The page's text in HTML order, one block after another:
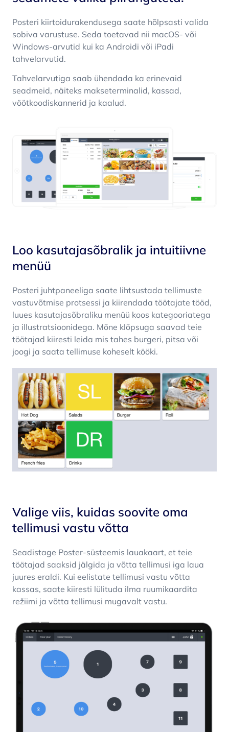
Posteri kiirtoidurakendusega saate hõlpsasti valida
sobiva varustuse. Seda toetavad nii macOS- või
Windows-arvutid kui ka Androidi või iPadi
tahvelarvutid.
Tahvelarvutiga saab ühendada ka erinevaid
seadmeid, näiteks makseterminalid, kassad,
vöötkoodiskannerid ja kaalud.
Loo kasutajasõbralik ja intuitiivne
menüü
Posteri juhtpaneeliga saate lihtsustada tellimuste
vastuvõtmise protsessi ja kiirendada töötajate tööd,
luues kasutajasõbraliku menüü koos kategooriatega
ja illustratsioonidega. Mõne klõpsuga saavad teie
töötajad kiiresti leida mis tahes burgeri, pitsa või
joogi ja saata tellimuse koheselt kööki.
Valige viis, kuidas soovite oma
tellimusi vastu võtta
Seadistage Poster-süsteemis lauakaart, et teie
töötajad saaksid jälgida ja võtta tellimusi iga laua
juures eraldi. Kui eelistate tellimusi vastu võtta
kassas, saate kiiresti lülituda ilma ruumikaardita
režiimi ja võtta tellimusi mugavalt vastu.